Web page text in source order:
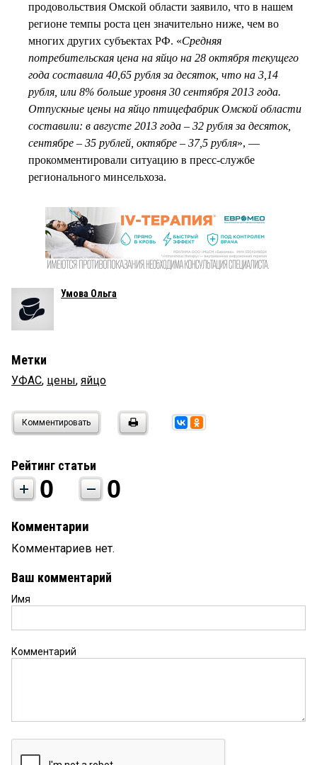
продовольствия Омской области заявило, что в нашем
регионе темпы роста цен значительно ниже, чем во
многих других субъектах РФ. «Средняя
потребительская цена на яйцо на 28 октября текущего
года составила 40,65 рубля за десяток, что на 3,14
рубля, или 8% больше уровня 30 сентября 2013 года.
Отпускные цены на яйцо птицефабрик Омской области
составили: в августе 2013 года – 32 рубля за десяток,
сентябре – 35 рублей, октябре – 37,5 рубля», —
прокомментировали ситуацию в пресс-службе
регионального минсельхоза.
Умова Ольга
Метки
УФАС, цены, яйцо
Комментировать
Рейтинг статьи
0 0
Комментарии
Комментариев нет.
Ваш комментарий
Имя
Комментарий